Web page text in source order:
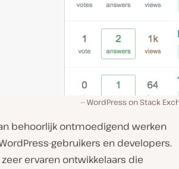
WordPress on Stack
behoorlijk ontmoedigend werken
gebruikers en developers.
zeer ervaren ontwikkelaars die